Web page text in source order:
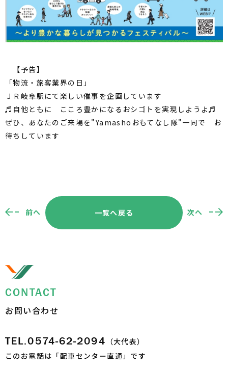
【予告】
「物流・旅客業界の日」
ＪＲ岐阜駅にて楽しい催事を企画しています
♬自他ともに こころ豊かになるおシゴトを実現しようよ♬
ぜひ、あなたのご来場を"Yamashoおもてなし隊"一同で お
待ちしています
前へ 次へ
一覧へ戻る
CONTACT
お問い合わせ
TEL.0574-62-2094 （大代表）
このお電話は「配車センター直通」です